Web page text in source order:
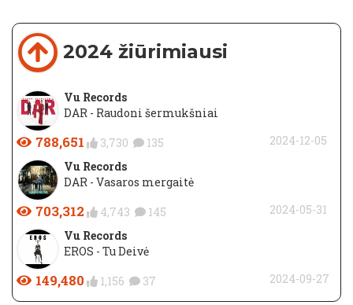
2024 žiūrimiausi
Vu Records
DAR - Raudoni šermukšniai
788,651 3,730 135
2024-12-05
Vu Records
DAR - Vasaros mergaitė
703,312 4,743 145
2024-05-31
Vu Records
EROS - Tu Deivė
149,480 1,156 37 2024-09-27